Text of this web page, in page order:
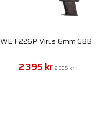
WE F226P Virus 6mm GBB
2 395 kr 2 995 kr